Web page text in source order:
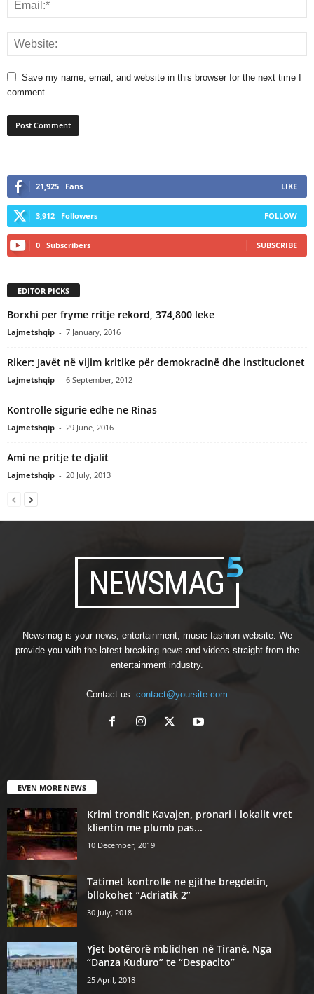
Save my name, email, and website in this browser for the next time I
comment.
21,925 Fans LIKE
3,912 Followers FOLLOW
0 Subscribers SUBSCRIBE
EDITOR PICKS
Borxhi per fryme rritje rekord, 374,800 leke
Lajmetshqip - 7 January, 2016
Riker: Javët në vijim kritike për demokracinë dhe institucionet
Lajmetshqip - 6 September, 2012
Kontrolle sigurie edhe ne Rinas
Lajmetshqip - 29 June, 2016
Ami ne pritje te djalit
Lajmetshqip - 20 July, 2013
Newsmag is your news, entertainment, music fashion website. We
provide you with the latest breaking news and videos straight from the
entertainment industry.
Contact us: contact@yoursite.com
EVEN MORE NEWS
Krimi trondit Kavajen, pronari i lokalit vret
klientin me plumb pas...
10 December, 2019
Tatimet kontrolle ne gjithe bregdetin,
bllokohet “Adriatik 2”
30 July, 2018
Yjet botërorë mblidhen në Tiranë. Nga
“Danza Kuduro” te “Despacito”
25 April, 2018